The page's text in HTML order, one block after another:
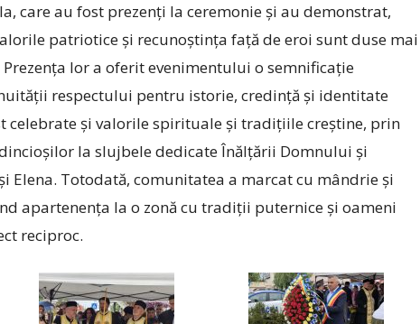
care au fost prezenți la ceremonie și au demonstrat,
patriotice și recunoștința față de eroi sunt duse mai
lor a oferit evenimentului o semnificație
respectului pentru istorie, credință și identitate
celebrate și valorile spirituale și tradițiile creștine, prin
la slujbele dedicate Înălțării Domnului și
Elena. Totodată, comunitatea a marcat cu mândrie și
apartenența la o zonă cu tradiții puternice și oameni
reciproc.